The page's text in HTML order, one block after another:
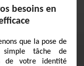
besoins en
que la pose de
tâche de
de votre identité